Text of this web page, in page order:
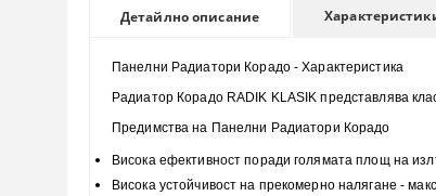
Детайлно описание
Панелни Радиатори Корадо - Характеристика
Радиатор Корадо RADIK KLASIK представлява
Предимства на Панелни Радиатори Корадо
Висока ефективност поради голямата площ на
Висока устойчивост на прекомерно налягане -